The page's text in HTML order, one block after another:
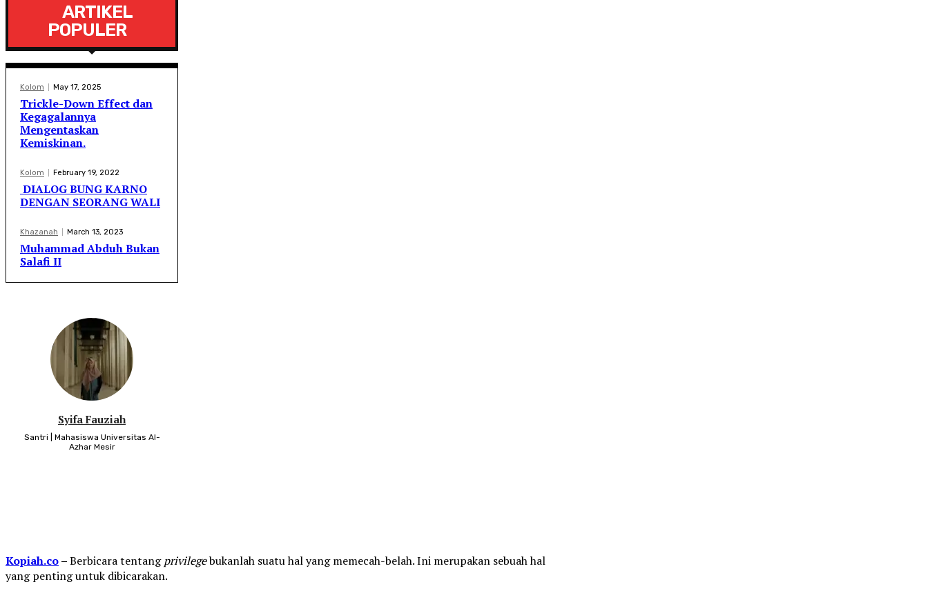
ARTIKEL
POPULER
Kolom May 17, 2025
Trickle-Down Effect dan
Kegagalannya
Mengentaskan
Kemiskinan.
Kolom February 19, 2022
DIALOG BUNG KARNO
DENGAN SEORANG WALI
Khazanah March 13, 2023
Muhammad Abduh Bukan
Salafi II
Syifa Fauziah
Santri | Mahasiswa Universitas Al-
Azhar Mesir
Kopiah.co–Berbicara tentangprivilegebukanlah suatu hal yang memecah-belah. Ini merupakan sebuah hal
yang penting untuk dibicarakan.